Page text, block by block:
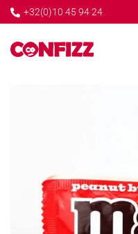
+32(0)10 45 94 24
← GO BACK